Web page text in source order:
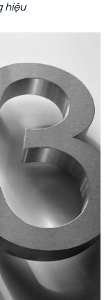
hiệu